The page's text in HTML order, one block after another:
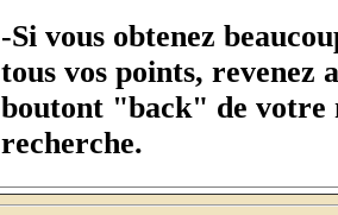
-Si vous obtenez
tous vos points,
boutont "back" de votre
recherche.